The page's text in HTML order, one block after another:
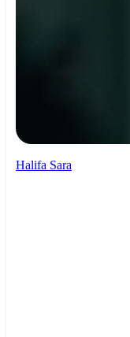
Halifa Sara